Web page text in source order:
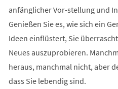
anfänglicher Vor-stellung und
Genießen Sie es, wie sich ein
Ideen einflüstert, Sie
Neues auszuprobieren.
heraus, manchmal nicht, aber
dass Sie lebendig sind.